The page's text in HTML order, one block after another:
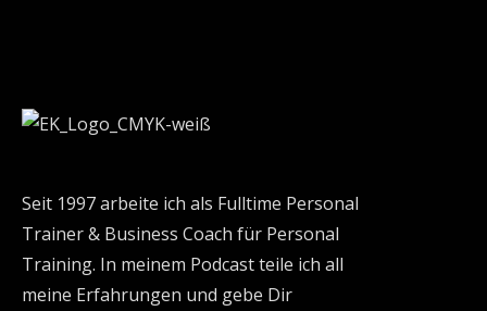
Seit 1997 arbeite ich als Fulltime Personal
Trainer & Business Coach für Personal
Training. In meinem Podcast teile ich all
meine Erfahrungen und gebe Dir